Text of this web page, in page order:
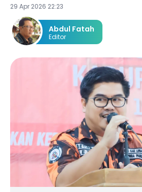
29 Apr 2026 22:23
Abdul Fatah
Editor